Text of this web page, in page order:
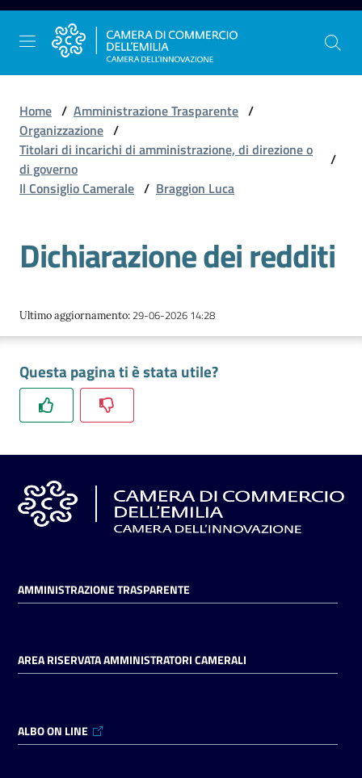
Vai al contenuto
Vai alla navigazione
Vai al footer
La
Camera
dell'Emilia
Gestire
l'impresa
e
territorio
Tutelare
l'Impresa
in
digitale
Home / Amministrazione Trasparente /
Organizzazione /
Titolari di incarichi di amministrazione, di direzione o
di governo
/
Il Consiglio Camerale / Braggion Luca
Dichiarazione dei redditi
Ultimo aggiornamento: 29-06-2026 14:28
Questa pagina ti è stata utile?
AMMINISTRAZIONE TRASPARENTE
AREA RISERVATA AMMINISTRATORI CAMERALI
ALBO ON LINE